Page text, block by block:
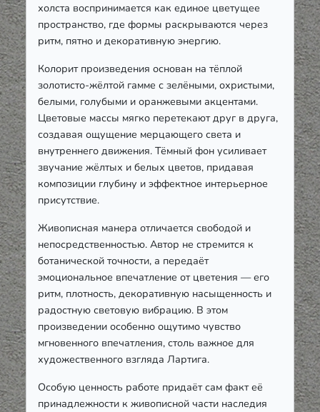
холста воспринимается как единое цветущее
пространство, где формы раскрываются через
ритм, пятно и декоративную энергию.
Колорит произведения основан на тёплой
золотисто-жёлтой гамме с зелёными, охристыми,
белыми, голубыми и оранжевыми акцентами.
Цветовые массы мягко перетекают друг в друга,
создавая ощущение мерцающего света и
внутреннего движения. Тёмный фон усиливает
звучание жёлтых и белых цветов, придавая
композиции глубину и эффектное интерьерное
присутствие.
Живописная манера отличается свободой и
непосредственностью. Автор не стремится к
ботанической точности, а передаёт
эмоциональное впечатление от цветения — его
ритм, плотность, декоративную насыщенность и
радостную световую вибрацию. В этом
произведении особенно ощутимо чувство
мгновенного впечатления, столь важное для
художественного взгляда Лартига.
Особую ценность работе придаёт сам факт её
принадлежности к живописной части наследия